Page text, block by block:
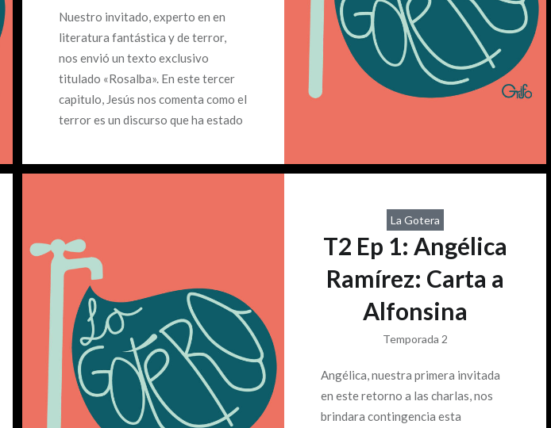
Nuestro invitado, experto en en
literatura fantástica y de terror,
nos envió un texto exclusivo
titulado «Rosalba». En este tercer
capitulo, Jesús nos comenta como el
terror es un discurso que ha estado
la literatura y como, hoy mas que
La Gotera
T2 Ep 1: Angélica
Ramírez: Carta a
Alfonsina
Temporada 2
Angélica, nuestra primera invitada
en este retorno a las charlas, nos
brindara contingencia esta